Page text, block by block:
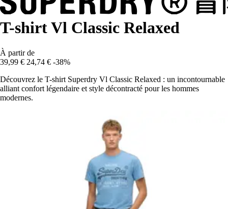
T-shirt Vl Classic Relaxed
À partir de
39,99 € 24,74 € -38%
Découvrez le T-shirt Superdry Vl Classic Relaxed : un incontournable
alliant confort légendaire et style décontracté pour les hommes
modernes.